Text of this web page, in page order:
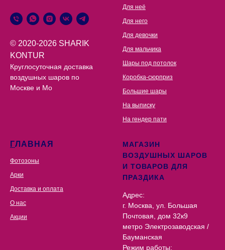
© 2020-2026 SHARIK
KONTUR
Круглосуточная доставка
воздушных шаров по
Москве и Мо
Для неё
Для него
Для девочки
Для мальчика
Шары под потолок
Коробка-сюрприз
Большие шары
На выписку
На гендер пати
ГЛАВНАЯ
Фотозоны
Арки
Доставка и оплата
О нас
Акции
МАГАЗИН
ВОЗДУШНЫХ ШАРОВ
И ТОВАРОВ ДЛЯ
ПРАЗДИКА
Адрес:
г. Москва, ул. Большая
Почтовая, дом 32к9
метро Электрозаводская /
Бауманская
Режим работы: